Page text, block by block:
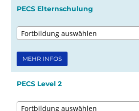
PECS Elternschulung
Fortbildung auswählen
MEHR INFOS
PECS Level 2
Fortbildung auswählen